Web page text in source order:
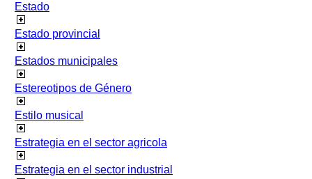
Estado
Estado provincial
Estados municipales
Estereotipos de Género
Estilo musical
Estrategia en el sector agricola
Estrategia en el sector industrial